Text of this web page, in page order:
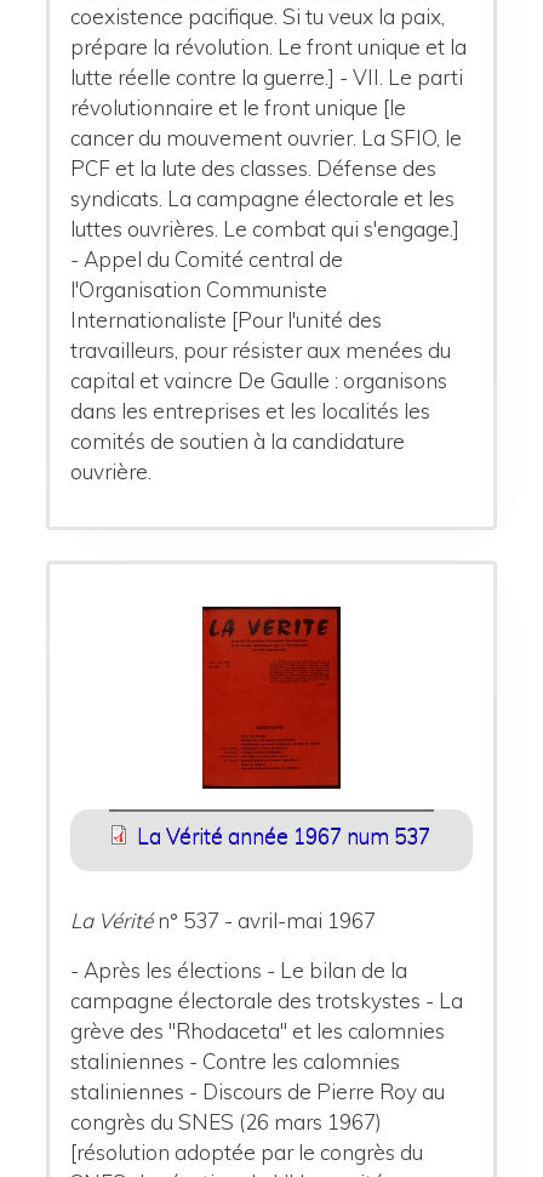
coexistence pacifique. Si tu veux la paix,
prépare la révolution. Le front unique et la
lutte réelle contre la guerre.] - VII. Le parti
révolutionnaire et le front unique [le
cancer du mouvement ouvrier. La SFIO, le
PCF et la lute des classes. Défense des
syndicats. La campagne électorale et les
luttes ouvrières. Le combat qui s'engage.]
- Appel du Comité central de
l'Organisation Communiste
Internationaliste [Pour l'unité des
travailleurs, pour résister aux menées du
capital et vaincre De Gaulle : organisons
dans les entreprises et les localités les
comités de soutien à la candidature
ouvrière.
La Vérité année 1967 num 537
La Véritén° 537 - avril-mai 1967
- Après les élections - Le bilan de la
campagne électorale des trotskystes - La
grève des "Rhodaceta" et les calomnies
staliniennes - Contre les calomnies
staliniennes - Discours de Pierre Roy au
congrès du SNES (26 mars 1967)
[résolution adoptée par le congrès du